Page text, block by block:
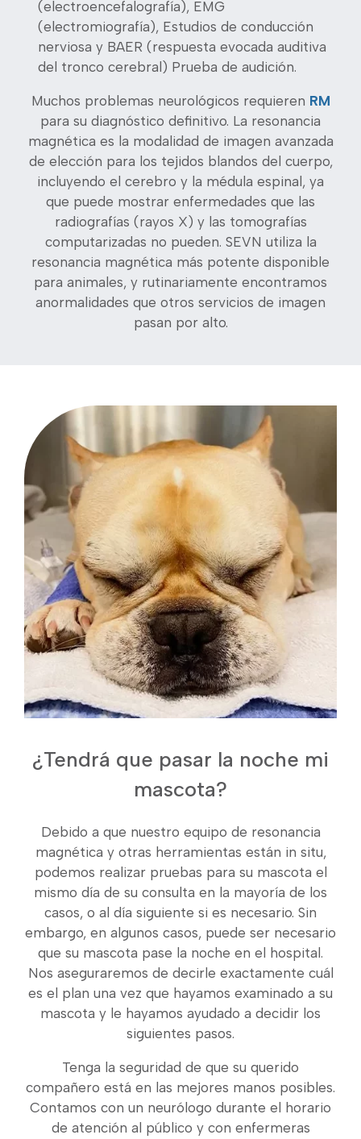
(electroencefalografía), EMG
(electromiografía), Estudios de conducción
nerviosa y BAER (respuesta evocada auditiva
del tronco cerebral) Prueba de audición.
Muchos problemas neurológicos requieren RM
para su diagnóstico definitivo. La resonancia
magnética es la modalidad de imagen avanzada
de elección para los tejidos blandos del cuerpo,
incluyendo el cerebro y la médula espinal, ya
que puede mostrar enfermedades que las
radiografías (rayos X) y las tomografías
computarizadas no pueden. SEVN utiliza la
resonancia magnética más potente disponible
para animales, y rutinariamente encontramos
anormalidades que otros servicios de imagen
pasan por alto.
¿Tendrá que pasar la noche mi
mascota?
Debido a que nuestro equipo de resonancia
magnética y otras herramientas están in situ,
podemos realizar pruebas para su mascota el
mismo día de su consulta en la mayoría de los
casos, o al día siguiente si es necesario. Sin
embargo, en algunos casos, puede ser necesario
que su mascota pase la noche en el hospital.
Nos aseguraremos de decirle exactamente cuál
es el plan una vez que hayamos examinado a su
mascota y le hayamos ayudado a decidir los
siguientes pasos.
Tenga la seguridad de que su querido
compañero está en las mejores manos posibles.
Contamos con un neurólogo durante el horario
de atención al público y con enfermeras